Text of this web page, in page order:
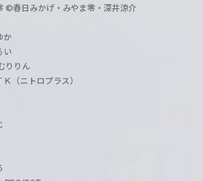
©春日みかげ・みやま零・深井涼介
か
い
りりん
（ニトロプラス）